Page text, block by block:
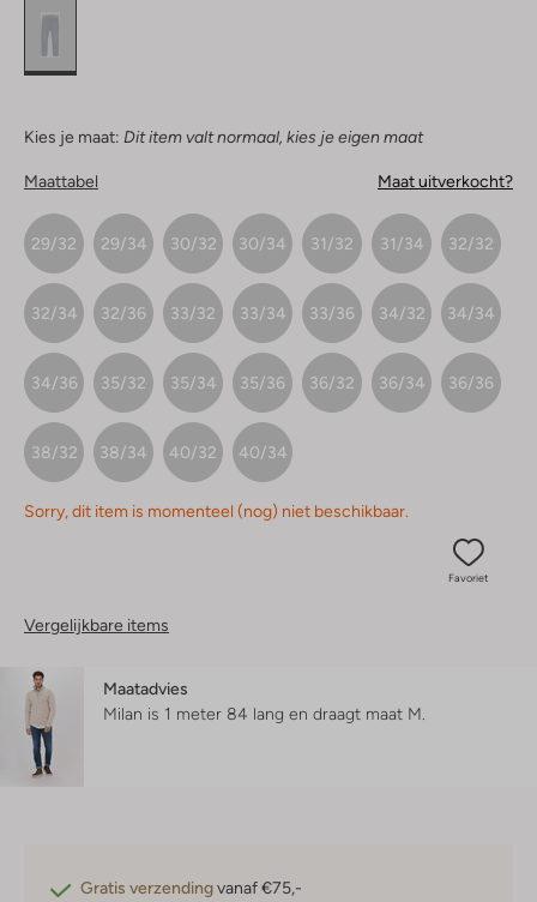
Kies je maat: Dit item valt normaal, kies je eigen maat
Maattabel Maat uitverkocht?
29/32 29/34 30/32 30/34 31/32 31/34 32/32
32/34 32/36 33/32 33/34 33/36 34/32 34/34
34/36 35/32 35/34 35/36 36/32 36/34 36/36
38/32 38/34 40/32 40/34
Sorry, dit item is momenteel (nog) niet beschikbaar.
Favoriet
Vergelijkbare items
Maatadvies
Milan is 1 meter 84 lang en draagt maat M.
Gratis verzendingvanaf €75,-